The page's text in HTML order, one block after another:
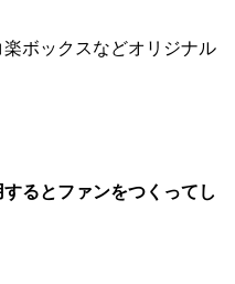
ボックスなどオリジナル
るとファンをつくってし